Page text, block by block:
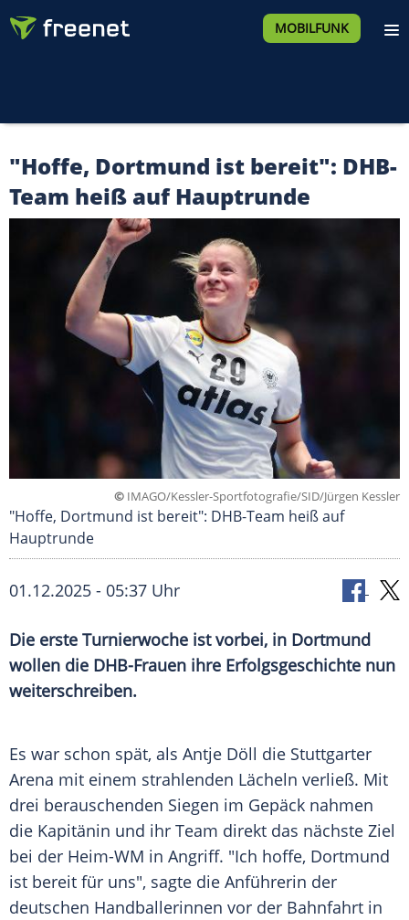
MOBILFUNK
"Hoffe, Dortmund ist bereit": DHB-
Team heiß auf Hauptrunde
© IMAGO/Kessler-Sportfotografie/SID/Jürgen Kessler
"Hoffe, Dortmund ist bereit": DHB-Team heiß auf
Hauptrunde
01.12.2025 - 05:37 Uhr
Die erste Turnierwoche ist vorbei, in Dortmund
wollen die DHB-Frauen ihre Erfolgsgeschichte nun
weiterschreiben.
Es war schon spät, als Antje Döll die Stuttgarter
Arena mit einem strahlenden Lächeln verließ. Mit
drei berauschenden Siegen im Gepäck nahmen
die Kapitänin und ihr Team direkt das nächste Ziel
bei der Heim-WM in Angriff. "Ich hoffe, Dortmund
ist bereit für uns", sagte die Anführerin der
deutschen Handballerinnen vor der Bahnfahrt in